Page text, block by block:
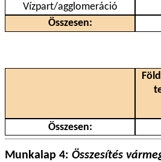
Vízpart/agglomeráció
Összesen:
Összesen:
Munkalap 4: Összesítés